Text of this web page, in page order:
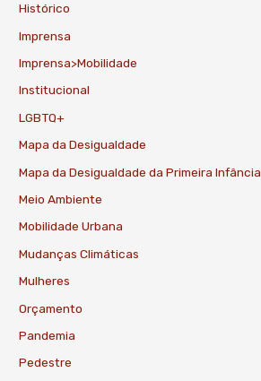
Histórico
Imprensa
Imprensa>Mobilidade
Institucional
LGBTQ+
Mapa da Desigualdade
Mapa da Desigualdade da Primeira Infância
Meio Ambiente
Mobilidade Urbana
Mudanças Climáticas
Mulheres
Orçamento
Pandemia
Pedestre